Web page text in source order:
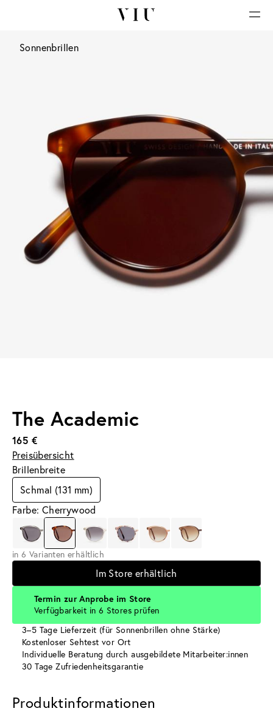
Sonnenbrillen
The Academic
165 €
Preisübersicht
Brillenbreite
Schmal (131 mm)
Farbe: Cherrywood
in 6 Varianten erhältlich
Im Store erhältlich
Termin zur Anprobe im Store
Verfügbarkeit in 6 Stores prüfen
3–5 Tage Lieferzeit (für Sonnenbrillen ohne Stärke)
Kostenloser Sehtest vor Ort
Individuelle Beratung durch ausgebildete Mitarbeiter:innen
30 Tage Zufriedenheitsgarantie
Produktinformationen